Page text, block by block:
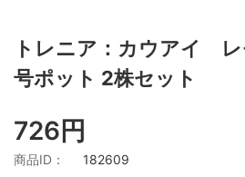
トレニア：カウアイ
号ポット 2株セット
726円
商品ID： 182609